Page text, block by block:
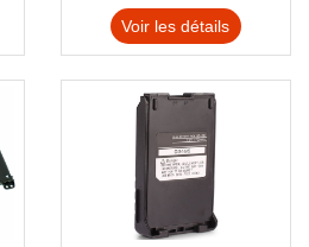
HSTNN-LB8S M01118-421
M01144-005 13-BB 14-DV
Voir les détails